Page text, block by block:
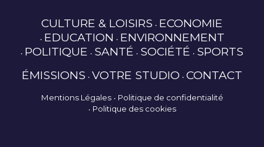
CULTURE & LOISIRS ECONOMIE
EDUCATION ENVIRONNEMENT
POLITIQUE SANTÉ SOCIÉTÉ SPORTS
ÉMISSIONS VOTRE STUDIO CONTACT
Mentions Légales
Politique de confidentialité
Politique des cookies